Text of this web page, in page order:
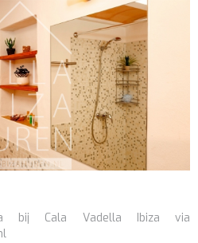
bij Cala Vadella Ibiza via